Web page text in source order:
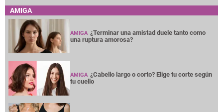
AMIGA
AMIGA ¿Terminar una amistad duele tanto como
una ruptura amorosa?
AMIGA ¿Cabello largo o corto? Elige tu corte según
tu cuello